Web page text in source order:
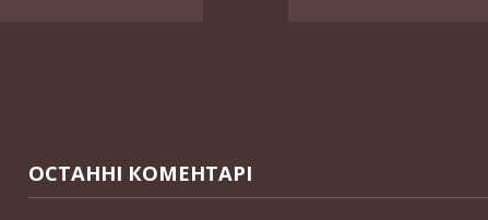
ОСТАННІ КОМЕНТАРІ